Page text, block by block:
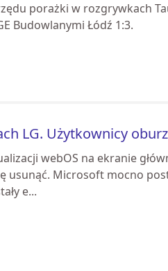
porażki w rozgrywkach
Budowlanymi Łódź 1:3.
LG. Użytkownicy
webOS na ekranie
usunąć. Microsoft mocno
e...